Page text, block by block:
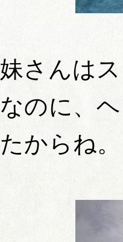
妹さんは
なのに、
たからね。